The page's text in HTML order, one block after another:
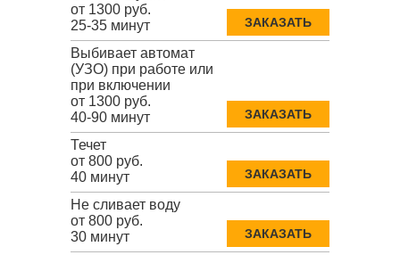
от 1300 руб.
25-35 минут
ЗАКАЗАТЬ
Выбивает автомат
(УЗО) при работе или
при включении
от 1300 руб.
40-90 минут
ЗАКАЗАТЬ
Течет
от 800 руб.
40 минут
ЗАКАЗАТЬ
Не сливает воду
от 800 руб.
30 минут
ЗАКАЗАТЬ